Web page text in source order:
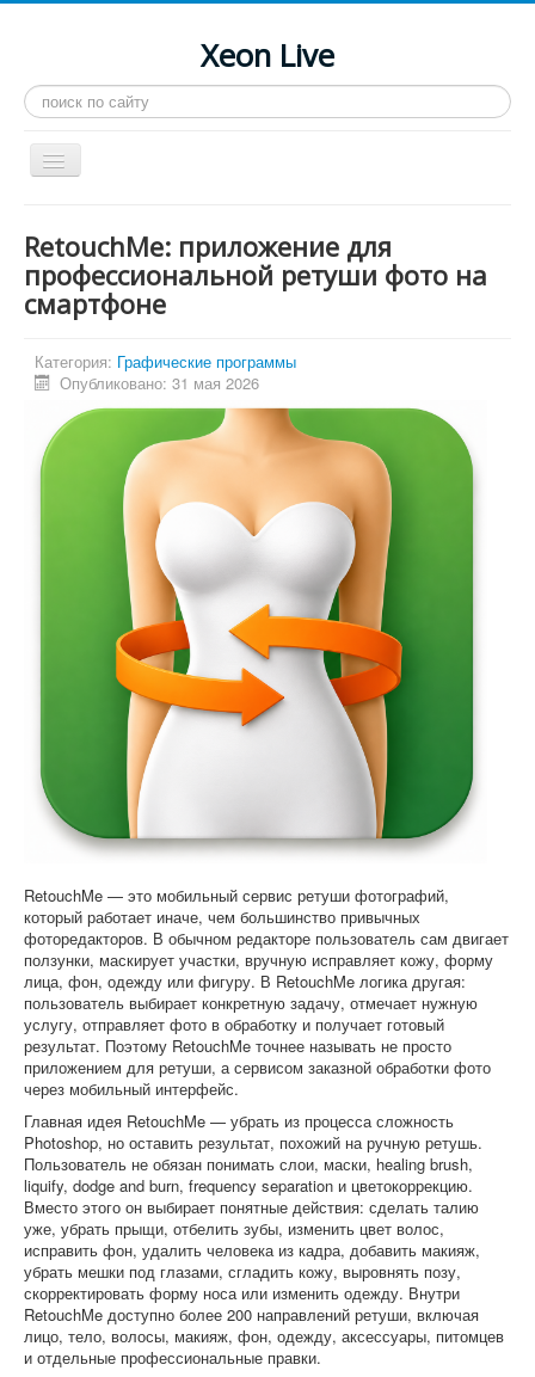
Xeon Live
Искать...
Toggle
Navigation
LGA 2011-3
LGA 2011
Инструкции
Рейтинги
Конференция
Системные программы
RetouchMe: приложение для
профессиональной ретуши фото на
смартфоне
Категория: Графические программы
Опубликовано: 31 мая 2026
RetouchMe — это мобильный сервис ретуши фотографий,
который работает иначе, чем большинство привычных
фоторедакторов. В обычном редакторе пользователь сам двигает
ползунки, маскирует участки, вручную исправляет кожу, форму
лица, фон, одежду или фигуру. В RetouchMe логика другая:
пользователь выбирает конкретную задачу, отмечает нужную
услугу, отправляет фото в обработку и получает готовый
результат. Поэтому RetouchMe точнее называть не просто
приложением для ретуши, а сервисом заказной обработки фото
через мобильный интерфейс.
Главная идея RetouchMe — убрать из процесса сложность
Photoshop, но оставить результат, похожий на ручную ретушь.
Пользователь не обязан понимать слои, маски, healing brush,
liquify, dodge and burn, frequency separation и цветокоррекцию.
Вместо этого он выбирает понятные действия: сделать талию
уже, убрать прыщи, отбелить зубы, изменить цвет волос,
исправить фон, удалить человека из кадра, добавить макияж,
убрать мешки под глазами, сгладить кожу, выровнять позу,
скорректировать форму носа или изменить одежду. Внутри
RetouchMe доступно более 200 направлений ретуши, включая
лицо, тело, волосы, макияж, фон, одежду, аксессуары, питомцев
и отдельные профессиональные правки.